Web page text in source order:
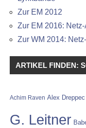
Zur EM 2012
Zur EM 2016:
Zur WM 2014:
ARTIKEL FINDEN:
Achim Raven Alex Dreppec
G. Leitner